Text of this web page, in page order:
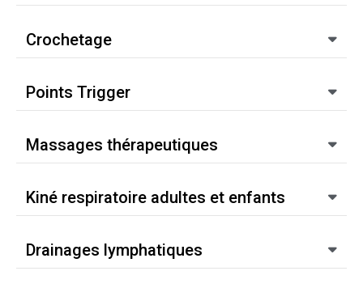
Crochetage
Points Trigger
Massages thérapeutiques
Kiné respiratoire adultes et enfants
Drainages lymphatiques